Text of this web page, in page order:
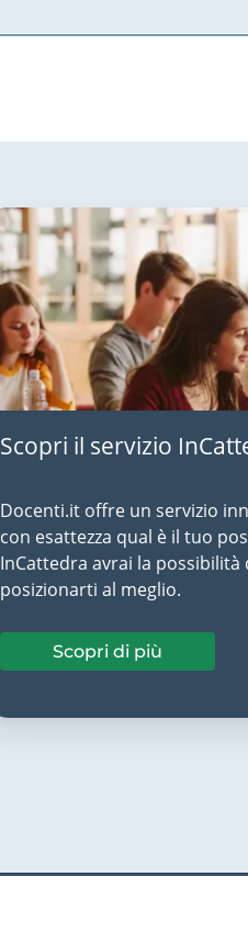
Scopri il servizio
Docenti.it offre un servizio
con esattezza qual è il tuo
InCattedra avrai la
posizionarti al meglio.
Scopri di più